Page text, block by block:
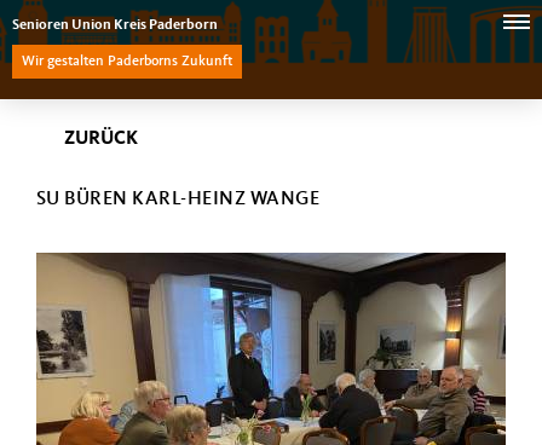
Senioren Union Kreis Paderborn
Wir gestalten Paderborns Zukunft
ZURÜCK
SU BÜREN KARL-HEINZ WANGE